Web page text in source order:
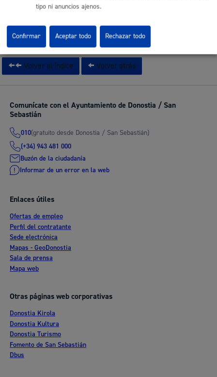
PRESENCIAL
MÁQUINA
Volver al índice Volver atrás
Comunícate con el Ayuntamiento de Donostia / San
Sebastián
010(gratuito desde Donostia / San Sebastián)
(+34) 943 481 000
Buzón de la ciudadanía
Informar de un error en la web
Enlaces útiles
Ofertas de empleo
Perfil del contratante
Sede electrónica
Mapas - GeoDonostia
Sala de prensa
Mapa web
Otras páginas web corporativas
Donostia Kirola
Donostia Kultura
Donostia Turismo
Fomento de San Sebastián
Dbus
tipo ni anuncios ajenos.
Rechazar todo
Confirmar Aceptar todo